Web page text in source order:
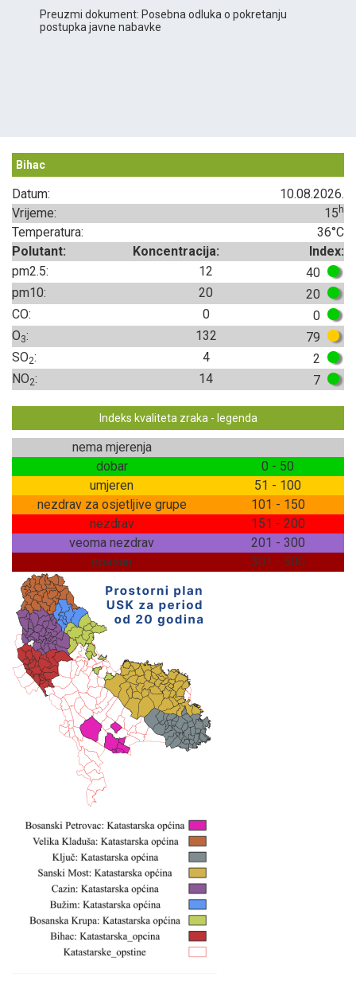
Preuzmi dokument: Posebna odluka o pokretanju
postupka javne nabavke
Bihac
Datum:
10.08.2026.
Vrijeme:
15 h
Temperatura:
36°C
Polutant:
Koncentracija:
Index:
pm2.5:
12
40
pm10:
20
20
CO:
0
0
O3: 132
79
SO2: 4
2
NO2: 14 7
Indeks kvaliteta zraka - legenda
nema mjerenja
dobar
0 - 50
umjeren
51 - 100
nezdrav za osjetljive grupe
101 - 150
nezdrav
151 - 200
veoma nezdrav
201 - 300
opasan
301 - 500